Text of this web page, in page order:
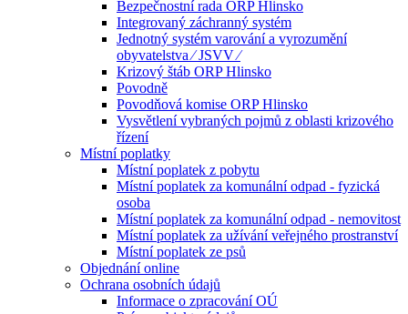
Bezpečnostní rada ORP Hlinsko
Integrovaný záchranný systém
Jednotný systém varování a vyrozumění
obyvatelstva ⁄ JSVV ⁄
Krizový štáb ORP Hlinsko
Povodně
Povodňová komise ORP Hlinsko
Vysvětlení vybraných pojmů z oblasti krizového
řízení
Místní poplatky
Místní poplatek z pobytu
Místní poplatek za komunální odpad - fyzická
osoba
Místní poplatek za komunální odpad - nemovitost
Místní poplatek za užívání veřejného prostranství
Místní poplatek ze psů
Objednání online
Ochrana osobních údajů
Informace o zpracování OÚ